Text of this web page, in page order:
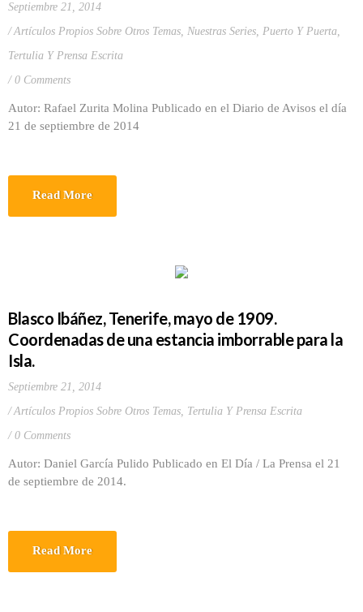
Septiembre 21, 2014
Artículos Propios Sobre Otros Temas, Nuestras Series, Puerto Y Puerta,
Tertulia Y Prensa Escrita
0 Comments
Autor: Rafael Zurita Molina Publicado en el Diario de Avisos el día
21 de septiembre de 2014
Read More
Blasco Ibáñez, Tenerife, mayo de 1909.
Coordenadas de una estancia imborrable para la
Isla.
Septiembre 21, 2014
Artículos Propios Sobre Otros Temas, Tertulia Y Prensa Escrita
0 Comments
Autor: Daniel García Pulido Publicado en El Día / La Prensa el 21
de septiembre de 2014.
Read More